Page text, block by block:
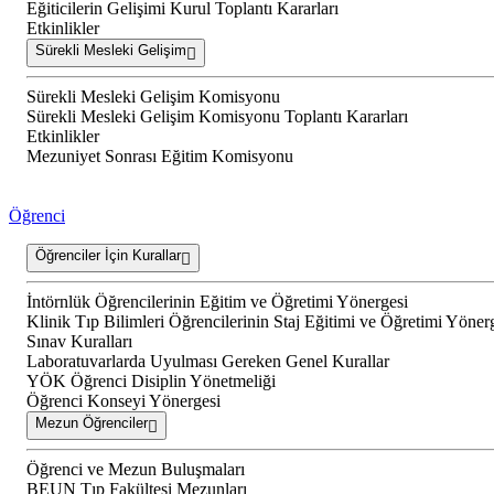
Eğiticilerin Gelişimi Kurul Toplantı Kararları
Etkinlikler
Sürekli Mesleki Gelişim
Sürekli Mesleki Gelişim Komisyonu
Sürekli Mesleki Gelişim Komisyonu Toplantı Kararları
Etkinlikler
Mezuniyet Sonrası Eğitim Komisyonu
Öğrenci
Öğrenciler İçin Kurallar
İntörnlük Öğrencilerinin Eğitim ve Öğretimi Yönergesi
Klinik Tıp Bilimleri Öğrencilerinin Staj Eğitimi ve Öğretimi
Sınav Kuralları
Laboratuvarlarda Uyulması Gereken Genel Kurallar
YÖK Öğrenci Disiplin Yönetmeliği
Öğrenci Konseyi Yönergesi
Mezun Öğrenciler
Öğrenci ve Mezun Buluşmaları
BEUN Tıp Fakültesi Mezunları